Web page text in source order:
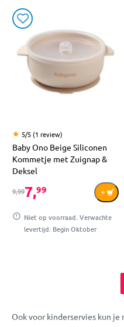
5/5 (1 review)
Baby Ono Beige Siliconen
Kommetje met Zuignap &
Deksel
9,997,99
Niet op voorraad. Verwachte
levertijd: Begin Oktober
Ook voor kinderservies kun